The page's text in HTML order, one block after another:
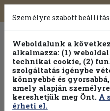
Toggle
navigation
Személyre szabott
Weboldalunk a
alkalmazza: (1)
technikai cookie, (2)
szolgáltatás igénybe
könnyebbé és
amely alapján
kereshetjük meg Önt. A
érheti el.